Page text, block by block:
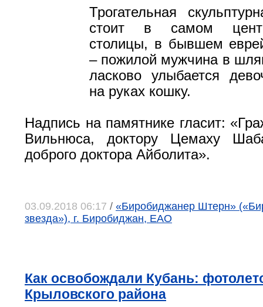
Трогательная
стоит в самом
столицы, в бывшем
– пожилой мужчина в
ласково улыбается
на руках кошку.
Надпись на памятнике гласит:
Вильнюса, доктору Цемаху
доброго доктора Айболита».
03.09.2018 06:17 / «Биробиджанер Штерн»
звезда»), г. Биробиджан, ЕАО
Как освобождали Кубань:
Крыловского района